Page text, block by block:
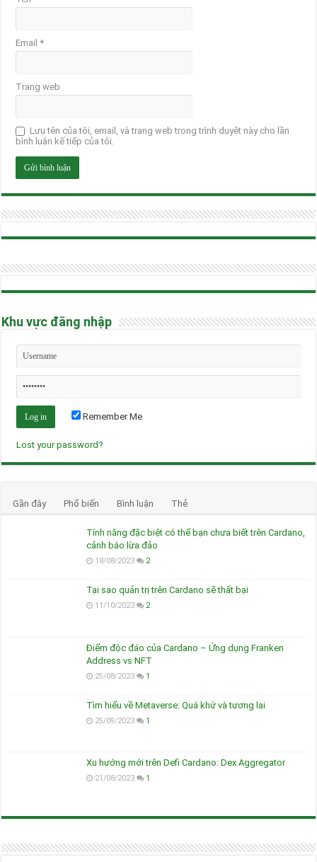
Email*
Trang web
Lưu tên của tôi, email, và trang web trong trình duyệt này cho lần
bình luận kế tiếp của tôi.
Khu vực đăng nhập
Remember Me
Lost your password?
Gần đây Phổ biến Bình luận Thẻ
Tính năng đặc biệt có thể bạn chưa biết trên Cardano,
cảnh báo lừa đảo
18/08/2023 2
Tại sao quản trị trên Cardano sẽ thất bại
11/10/2023 2
Điểm độc đáo của Cardano – Ứng dụng Franken
Address vs NFT
25/08/2023 1
Tìm hiểu về Metaverse: Quá khứ và tương lai
25/09/2023 1
Xu hướng mới trên Defi Cardano: Dex Aggregator
21/08/2023 1